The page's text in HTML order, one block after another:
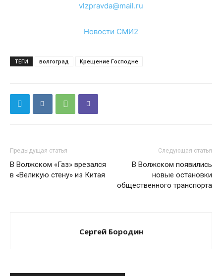
vlzpravda@mail.ru
Новости СМИ2
ТЕГИ волгоград Крещение Господне
Предыдущая статья
В Волжском «Газ» врезался
в «Великую стену» из Китая
Следующая статья
В Волжском появились
новые остановки
общественного транспорта
Сергей Бородин